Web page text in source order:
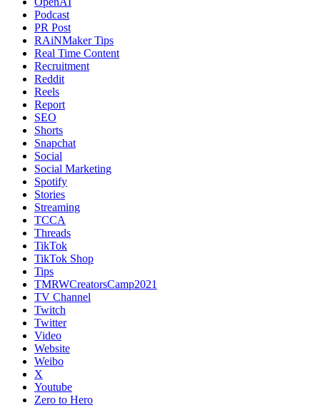
Podcast
PR Post
RAiNMaker Tips
Real Time Content
Recruitment
Reddit
Reels
Report
SEO
Shorts
Snapchat
Social
Social Marketing
Spotify
Stories
Streaming
TCCA
Threads
TikTok
TikTok Shop
Tips
TMRWCreatorsCamp2021
TV Channel
Twitch
Twitter
Video
Website
Weibo
X
Youtube
Zero to Hero